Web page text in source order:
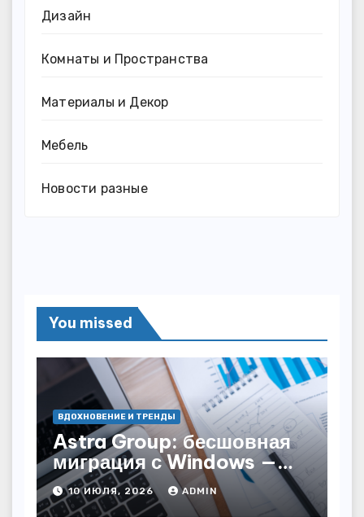
Дизайн
Комнаты и Пространства
Материалы и Декор
Мебель
Новости разные
You missed
ВДОХНОВЕНИЕ И ТРЕНДЫ
Astra Group: бесшовная
миграция с Windows —
как сохранить бизнес-
непрерывность
10 ИЮЛЯ, 2026 ADMIN